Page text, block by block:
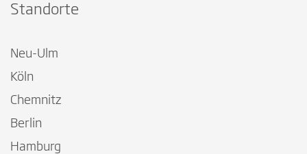
Standorte
Neu-Ulm
Köln
Chemnitz
Berlin
Hamburg